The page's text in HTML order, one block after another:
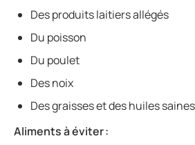
Des produits laitiers allégés
Du poisson
Du poulet
Des noix
Des graisses et des huiles
Aliments à éviter :